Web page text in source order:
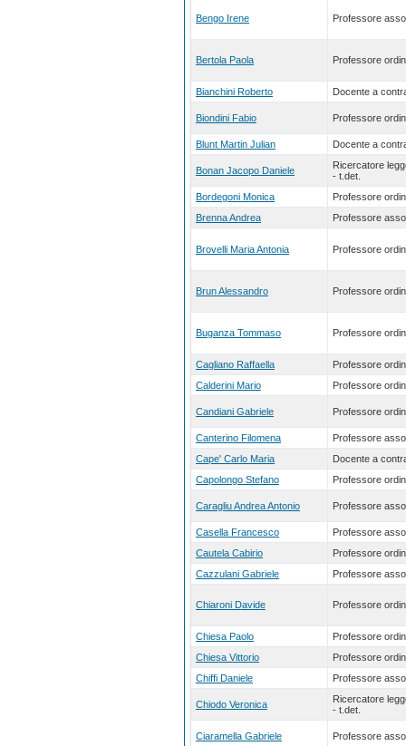
Bengo Irene Professore
Bertola Paola Professore
Bianchini Roberto Docente a
Biondini Fabio Professore
Blunt Martin Julian Docente a
Bonan Jacopo Daniele
Ricercatore
- t.det.
Bordegoni Monica
Professore
Brenna Andrea
Professore
Brovelli Maria Antonia Professore
Brun Alessandro Professore
Buganza Tommaso Professore
Cagliano Raffaella
Professore
Calderini Mario
Professore
Candiani Gabriele Professore
Canterino Filomena
Professore
Cape' Carlo Maria
Docente a
Capolongo Stefano
Professore
Caragliu Andrea Antonio Professore
Casella Francesco
Professore
Cautela Cabirio
Professore
Cazzulani Gabriele
Professore
Chiaroni Davide Professore
Chiesa Paolo
Professore
Chiesa Vittorio
Professore
Chiffi Daniele
Professore
Chiodo Veronica
Ricercatore
- t.det.
Ciaramella Gabriele Professore